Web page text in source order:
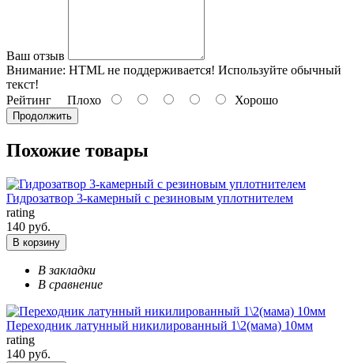
Ваш отзыв
Внимание: HTML не поддерживается! Используйте обычный
текст!
Рейтинг Плохо Хорошо
Продолжить
Похожие товары
Гидрозатвор 3-камерный с резиновым уплотнителем
rating
140 руб.
В корзину
В закладки
В сравнение
Переходник латунный никилированный 1\2(мама) 10мм
rating
140 руб.